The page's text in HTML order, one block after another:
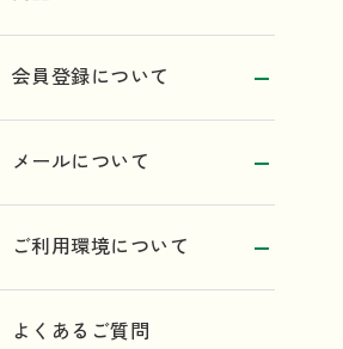
会員登録について
メールについて
ご利用環境について
よくあるご質問